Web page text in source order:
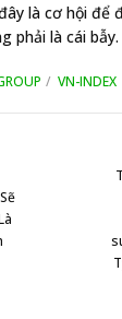
là cơ hội để
phải là cái bẫy.
VN-INDEX